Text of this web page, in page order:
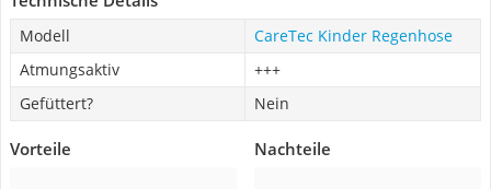
Modell
CareTec Kinder Regenhose
Atmungsaktiv
+++
Gefüttert?
Nein
Vorteile Nachteile